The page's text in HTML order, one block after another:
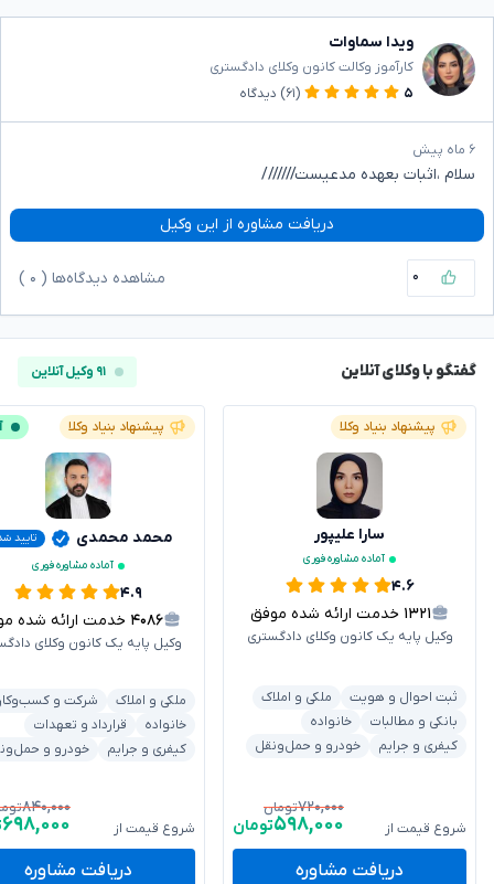
ویدا سماوات
کارآموز وکالت کانون وکلای دادگستری
۵
(۶۱) دیدگاه
۶ ماه پیش
سلام ،اثبات بعهده مدعیست///////
دریافت مشاوره از این وکیل
۰ مشاهده دیدگاه‌ها ( ۰
گفتگو با وکلای آنلاین ۹۱ وکیل آنلاین
پیشنهاد بنیاد وکلا
سارا علیپور
آماده مشاوره فوری
۴.۶
۱۳۲۱ خدمت ارائه شده موفق
وکیل پایه یک کانون وکلای دادگستری
ثبت احوال و هویت
ملکی و املاک
بانکی و مطالبات
خانواده
کیفری و جرایم
خودرو و حمل‌ونقل
شروع قیمت از
۷۲۰,۰۰۰تومان
۵۹۸,۰۰۰تومان
دریافت مشاوره
پیشنهاد بنیاد وکلا
محمد محمدی
تایید
آماده مشاوره فوری
۴.۹
۴۰۸۶ خدمت ارائه شده موفق
وکیل پایه یک کانون وکلای
ملکی و املاک
شرکت و
خانواده
قرارداد و تعهدات
کیفری و جرایم
خودرو و
شروع قیمت از
۸۴۰,۰۰۰
۶۹۸,۰۰۰
دریافت مشاوره